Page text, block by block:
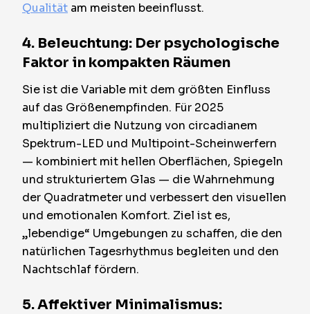
Qualität am meisten beeinflusst.
4. Beleuchtung: Der psychologische
Faktor in kompakten Räumen
Sie ist die Variable mit dem größten Einfluss
auf das Größenempfinden. Für 2025
multipliziert die Nutzung von circadianem
Spektrum-LED und Multipoint-Scheinwerfern
— kombiniert mit hellen Oberflächen, Spiegeln
und strukturiertem Glas — die Wahrnehmung
der Quadratmeter und verbessert den visuellen
und emotionalen Komfort. Ziel ist es,
„lebendige“ Umgebungen zu schaffen, die den
natürlichen Tagesrhythmus begleiten und den
Nachtschlaf fördern.
5. Affektiver Minimalismus: